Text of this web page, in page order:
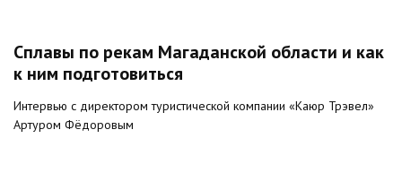
Сплавы по рекам Магаданской области и как
к ним подготовиться
Интервью с директором туристической компании «Каюр Трэвел»
Артуром Фёдоровым